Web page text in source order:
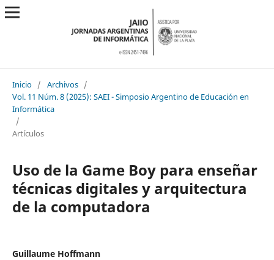
Inicio / Archivos /
Vol. 11 Núm. 8 (2025): SAEI - Simposio Argentino de Educación en
Informática
/
Artículos
Uso de la Game Boy para ense˜nar
t´ecnicas digitales y arquitectura
de la computadora
Guillaume Hoffmann